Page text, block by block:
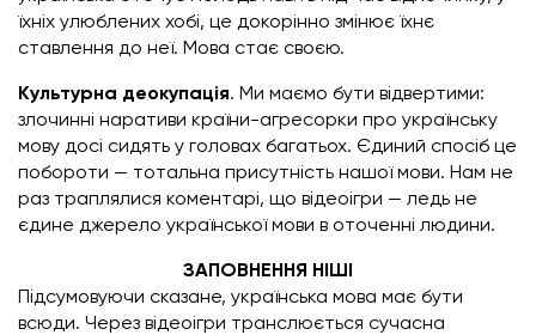
їхніх улюблених хобі, це докорінно змінює їхнє
ставлення до неї. Мова стає своєю.
Культурна деокупація. Ми маємо бути відвертими:
злочинні наративи країни-агресорки про українську
мову досі сидять у головах багатьох. Єдиний спосіб це
побороти — тотальна присутність нашої мови. Нам не
раз траплялися коментарі, що відеоігри — ледь не
єдине джерело української мови в оточенні людини.
ЗАПОВНЕННЯ НІШІ
Підсумовуючи сказане, українська мова має бути
всюди. Через відеоігри транслюється сучасна